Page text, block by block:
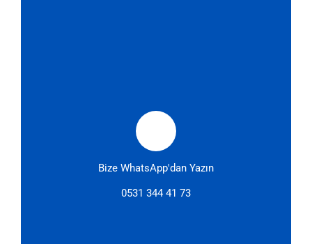
Bize WhatsApp'dan Yazın
0531 344 41 73